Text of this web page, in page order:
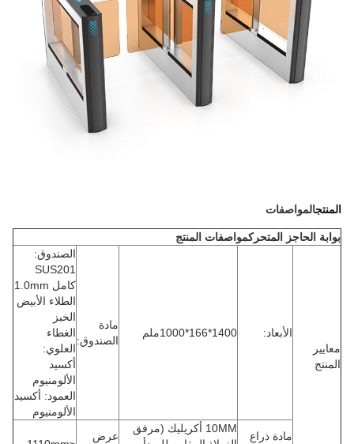
المنتجالمواصفات
بوابة الحاجز المتحركمواصفات المنتج
معايير
المنتج
الأبعاد: 1400*166*1000ملم
مادة
الصندوق:
الصندوق:
SUS201
كامل 1.0mm
الطلاء الأبيض
الخبز
الغطاء
العلوي:
أكسيد
الألومنيوم
العمود: أكسيد
الألومنيوم
مادة ذراع
10MM أكريليك (مرفق
عرض